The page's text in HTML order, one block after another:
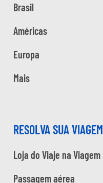
Brasil
Américas
Europa
Mais
RESOLVA SUA VIAGEM
Loja do Viaje na Viagem
Passagem aérea